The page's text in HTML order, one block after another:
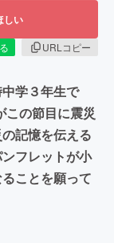
しい
URLコピー
学３年生で
の節目に震災
記憶を伝える
フレットが小
ことを願って